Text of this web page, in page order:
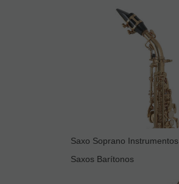
Saxo Soprano Instrumentos
Saxos Barítonos